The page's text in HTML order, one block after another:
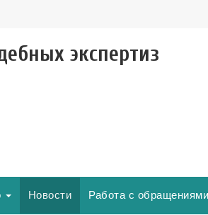
экспертиз
Новости Работа с обращениями